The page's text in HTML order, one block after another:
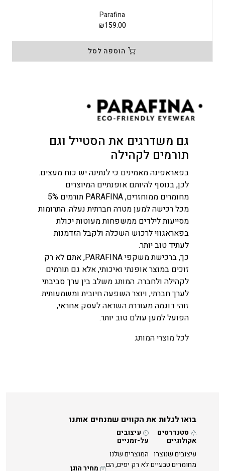
Parafina
₪159.00
הוספה לסל
גם משדרגים את הסטייל וגם
תורמים לקהילה
בפאראפינה מאמינים כי לנתינה יש כוח מעצים.
לכן, בנוסף להיותם אופנתיים המיוצרים
מחומרים ממוחזרים, PARAFINA תורמים 5%
מכל רכישה למען מטרה חברתית נעלה. התרומות
מסייעות לילדים ממשפחות מעוטות יכולת
בפאראגווי לרכוש השכלה ולקבל הזדמנות
לעתיד טוב יותר.
כך, ברכישת משקפי PARAFINA, אתם לא רק
זוכים במוצר אופנתי ואיכותי, אלא גם תורמים
לקהילה ולחברה. המותג משלב בין ערך סביבתי
לערך חברתי, ויוצר השפעה חיובית ומשמעותית.
זוהי דוגמה מעוררת השראה לעסק אחראי,
הפועל למען עולם טוב יותר.
לכל מוצרי המותג
בואו לגלות את הקווים שמנחים אותנו
סטנדרטים
אקולוגיים
עיצובים שנוצרו
מחומרים טבעיים
עיצובים
על-זמניים
המוצרים שלנו
לא רק יפים, הם
מחיר הוגן